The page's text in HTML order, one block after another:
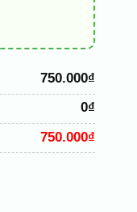
750.000₫
0₫
750.000₫